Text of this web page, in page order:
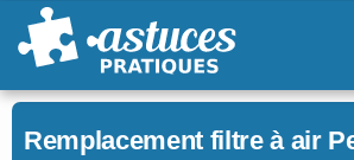
Passer
au
Remplacement filtre à air